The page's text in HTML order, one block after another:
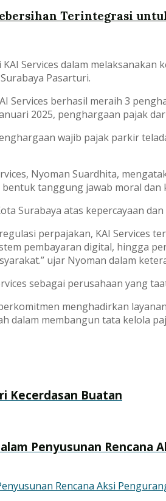
Terintegrasi
Services dalam
Pasarturi.
Services berhasil meraih 3
2025, penghargaan pajak
wajib pajak parkir
Nyoman Suardhita,
tanggung jawab moral
Surabaya atas kepercayaan
perpajakan, KAI Services
pembayaran digital, hingga
ujar Nyoman dalam
sebagai perusahaan yang
menghadirkan
dalam membangun tata kelola
Kecerdasan Buatan
Penyusunan Rencana